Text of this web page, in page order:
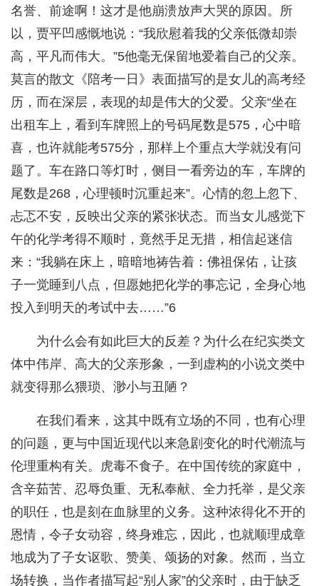
名誉、前途啊！这才是他崩溃放声大哭的原因。所
以，贾平凹感慨地说：“我欣慰着我的父亲低微却崇
高，平凡而伟大。”5他毫无保留地爱着自己的父亲。
莫言的散文《陪考一日》表面描写的是女儿的高考经
历，而在深层，表现的却是伟大的父爱。父亲“坐在
出租车上，看到车牌照上的号码尾数是575，心中暗
喜，也许就能考575分，那样上个重点大学就没有问
题了。车在路口等灯时，侧目一看旁边的车，车牌的
尾数是268，心理顿时沉重起来”。心情的忽上忽下、
忐忑不安，反映出父亲的紧张状态。而当女儿感觉下
午的化学考得不顺时，竟然手足无措，相信起迷信
来：“我躺在床上，暗暗地祷告着：佛祖保佑，让孩
子一觉睡到八点，但愿她把化学的事忘记，全身心地
投入到明天的考试中去……”6
为什么会有如此巨大的反差？为什么在纪实类文
体中伟岸、高大的父亲形象，一到虚构的小说文类中
就变得那么猥琐、渺小与丑陋？
在我们看来，这其中既有立场的不同，也有心理
的问题，更与中国近现代以来急剧变化的时代潮流与
伦理重构有关。虎毒不食子。在中国传统的家庭中，
含辛茹苦、忍辱负重、无私奉献、全力托举，是父亲
的职任，也是刻在血脉里的义务。这种浓得化不开的
恩情，令子女动容，终身难忘，因此，也就顺理成章
地成为了子女讴歌、赞美、颂扬的对象。然而，当立
场转换，当作者描写起“别人家”的父亲时，由于缺乏